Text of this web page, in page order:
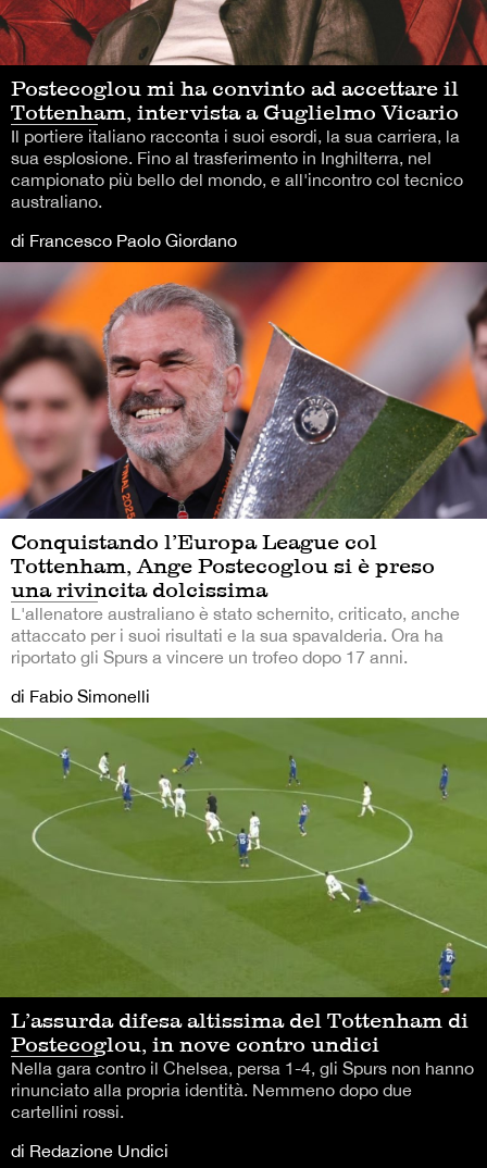
Postecoglou mi ha convinto ad accettare il
Tottenham, intervista a Guglielmo Vicario
Il portiere italiano racconta i suoi esordi, la sua carriera, la
sua esplosione. Fino al trasferimento in Inghilterra, nel
campionato più bello del mondo, e all'incontro col tecnico
australiano.
di Francesco Paolo Giordano
Conquistando l’Europa League col
Tottenham, Ange Postecoglou si è preso
una rivincita dolcissima
L'allenatore australiano è stato schernito, criticato, anche
attaccato per i suoi risultati e la sua spavalderia. Ora ha
riportato gli Spurs a vincere un trofeo dopo 17 anni.
di Fabio Simonelli
L’assurda difesa altissima del Tottenham di
Postecoglou, in nove contro undici
Nella gara contro il Chelsea, persa 1-4, gli Spurs non hanno
rinunciato alla propria identità. Nemmeno dopo due
cartellini rossi.
di Redazione Undici